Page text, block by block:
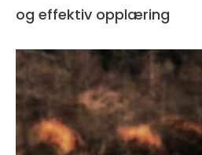
og effektiv opplæring